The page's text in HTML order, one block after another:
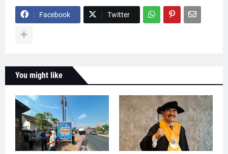
Facebook Twitter
You might like